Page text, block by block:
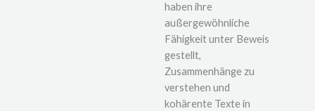
haben ihre
außergewöhnliche
Fähigkeit unter Beweis
gestellt,
Zusammenhänge zu
verstehen und
kohärente Texte in